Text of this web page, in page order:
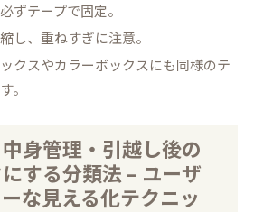
ずテープで固定。
し、重ねすぎに注意。
クスやカラーボックスにも同様のテ
。
身管理・引越し後の
する分類法 – ユーザ
な見える化テクニッ